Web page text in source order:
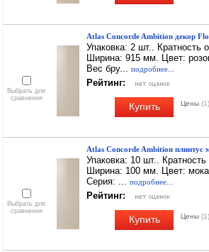
Выбрать для
сравнения
Atlas Concorde Ambition декор
Упаковка: 2 шт.. Кратность
Ширина: 915 мм. Цвет:
Вес бру... подробнее...
Рейтинг:
Купить Цены (1)
Выбрать для
сравнения
Atlas Concorde Ambition плинтус
Упаковка: 10 шт..
Ширина: 100 мм. Цвет:
Серия: ... подробнее...
Рейтинг:
Купить Цены (1)